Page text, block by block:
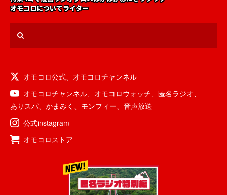
オモコロについてライター
オモコロ公式
オモコロチャンネル
オモコロチャンネル
オモコロウォッチ 匿名ラジオ
ありスパ
かまみく モンフィー
音声放送
公式instagram
オモコロストア